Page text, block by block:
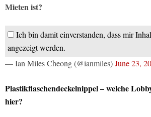
Mieten ist?
Ich bin damit einverstanden, dass mir
angezeigt werden.
— Ian Miles Cheong (@ianmiles)June 23,
Plastikflaschendeckelnippel – welche
hier?